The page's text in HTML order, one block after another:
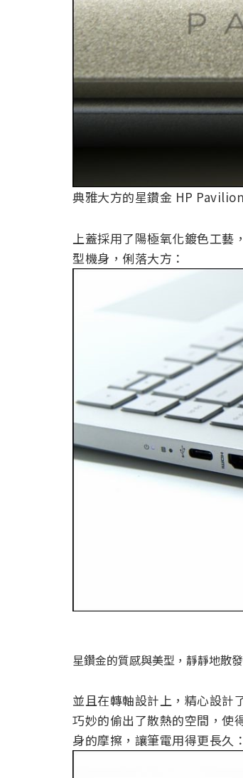
典雅大方的星鑽金 HP
上蓋採用了陽極氧化鍍色工
型機身，俐落大方：
星鑽金的質感與美型，靜靜地散
並且在轉軸設計上，精心設計
巧妙的偷出了散熱的空間，使
身的摩擦，讓筆電用得更長久：